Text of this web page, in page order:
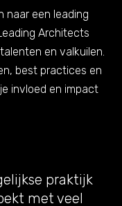
naar een leading
Architects
en valkuilen.
best practices en
invloed en impact
praktijk
met veel